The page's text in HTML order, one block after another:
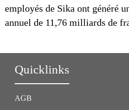
employés de Sika ont généré
annuel de 11,76 milliards de
Quicklinks
AGB